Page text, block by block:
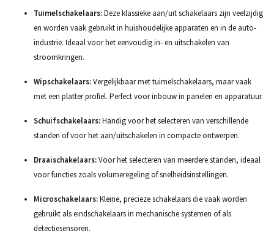
Tuimelschakelaars:Deze klassieke aan/uit schakelaars zijn veelzijdig
en worden vaak gebruikt in huishoudelijke apparaten en in de auto-
industrie. Ideaal voor het eenvoudig in- en uitschakelen van
stroomkringen.
Wipschakelaars:Vergelijkbaar met tuimelschakelaars, maar vaak
met een platter profiel. Perfect voor inbouw in panelen en apparatuur.
Schuifschakelaars:Handig voor het selecteren van verschillende
standen of voor het aan/uitschakelen in compacte ontwerpen.
Draaischakelaars:Voor het selecteren van meerdere standen, ideaal
voor functies zoals volumeregeling of snelheidsinstellingen.
Microschakelaars:Kleine, precieze schakelaars die vaak worden
gebruikt als eindschakelaars in mechanische systemen of als
detectiesensoren.